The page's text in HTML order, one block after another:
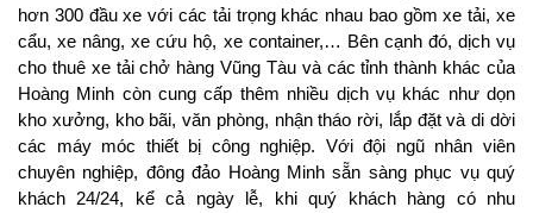
hơn 300 đầu xe với các tải trọng khác nhau bao gồm xe tải, xe
cẩu, xe nâng, xe cứu hộ, xe container,… Bên cạnh đó, dịch vụ
cho thuê xe tải chở hàng Vũng Tàu và các tỉnh thành khác của
Hoàng Minh còn cung cấp thêm nhiều dịch vụ khác như dọn
kho xưởng, kho bãi, văn phòng, nhận tháo rời, lắp đặt và di dời
các máy móc thiết bị công nghiệp. Với đội ngũ nhân viên
chuyên nghiệp, đông đảo Hoàng Minh sẵn sàng phục vụ quý
khách 24/24, kể cả ngày lễ, khi quý khách hàng có nhu